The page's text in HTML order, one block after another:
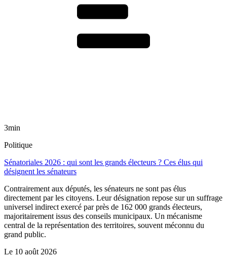
3min
Politique
Sénatoriales 2026 : qui sont les grands électeurs ? Ces élus qui
désignent les sénateurs
Contrairement aux députés, les sénateurs ne sont pas élus
directement par les citoyens. Leur désignation repose sur un suffrage
universel indirect exercé par près de 162 000 grands électeurs,
majoritairement issus des conseils municipaux. Un mécanisme
central de la représentation des territoires, souvent méconnu du
grand public.
Le 10 août 2026